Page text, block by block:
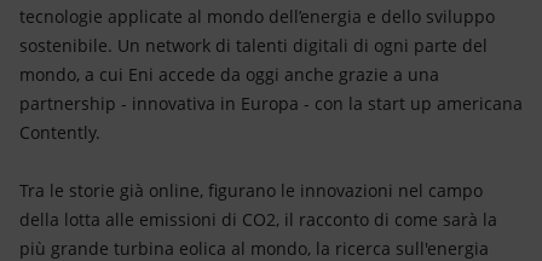
tecnologie applicate al mondo dell’energia e dello sviluppo
sostenibile. Un network di talenti digitali di ogni parte del
mondo, a cui Eni accede da oggi anche grazie a una
partnership - innovativa in Europa - con la start up americana
Contently.
Tra le storie già online, figurano le innovazioni nel campo
della lotta alle emissioni di CO2, il racconto di come sarà la
più grande turbina eolica al mondo, la ricerca sull'energia